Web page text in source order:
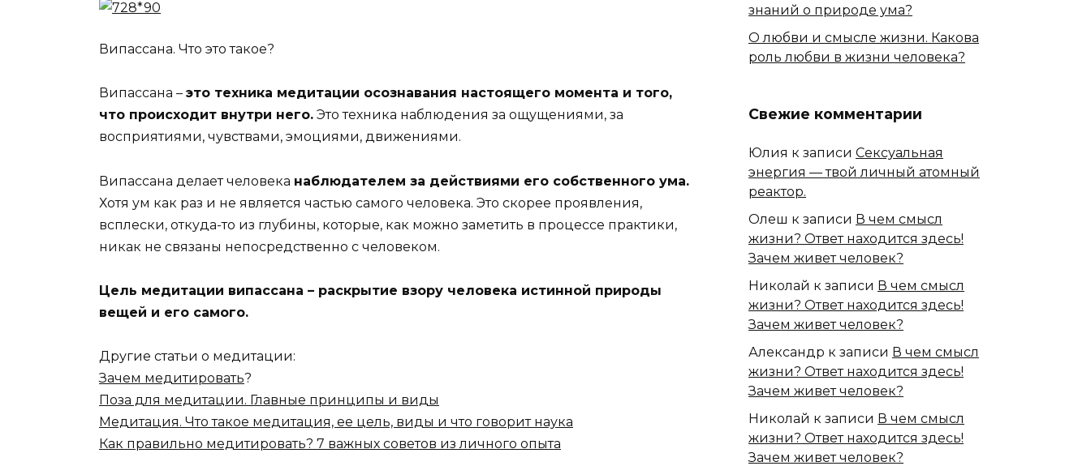
Випассана. Что это такое?
Випассана – это техника медитации осознавания настоящего момента и того,
что происходит внутри него. Это техника наблюдения за ощущениями, за
восприятиями, чувствами, эмоциями, движениями.
Випассана делает человека наблюдателем за действиями его собственного ума.
Хотя ум как раз и не является частью самого человека. Это скорее проявления,
всплески, откуда-то из глубины, которые, как можно заметить в процессе практики,
никак не связаны непосредственно с человеком.
Цель медитации випассана – раскрытие взору человека истинной природы
вещей и его самого.
Другие статьи о медитации:
Зачем медитировать?
Поза для медитации. Главные принципы и виды
Медитация. Что такое медитация, ее цель, виды и что говорит наука
Как правильно медитировать? 7 важных советов из личного опыта
знаний о природе ума?
О любви и смысле жизни. Какова
роль любви в жизни человека?
Свежие комментарии
Юлия к записи Сексуальная
энергия — твой личный атомный
реактор.
Олеш к записи В чем смысл
жизни? Ответ находится здесь!
Зачем живет человек?
Николай к записи В чем смысл
жизни? Ответ находится здесь!
Зачем живет человек?
Александр к записи В чем смысл
жизни? Ответ находится здесь!
Зачем живет человек?
Николай к записи В чем смысл
жизни? Ответ находится здесь!
Зачем живет человек?